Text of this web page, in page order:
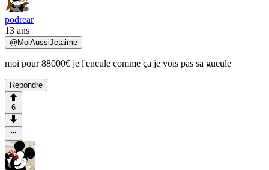
podrear
13 ans
@MoiAussiJetaime
moi pour 88000€ je l'encule comme ça je vois pas sa gueule
Répondre
6